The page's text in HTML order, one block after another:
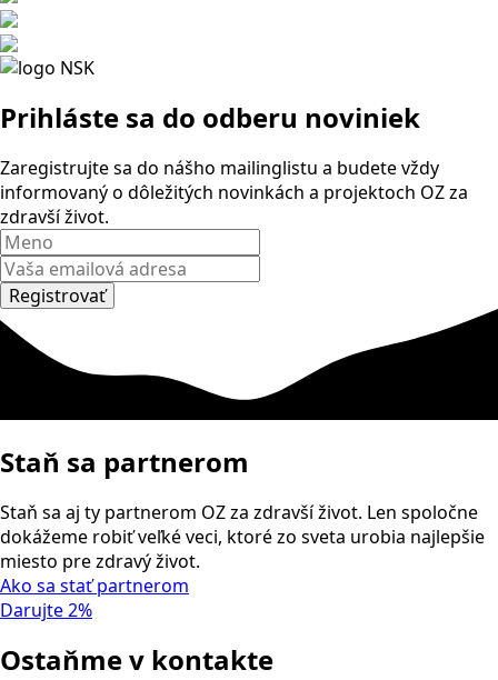
Prihláste sa do odberu noviniek
Zaregistrujte sa do nášho mailinglistu a budete vždy
informovaný o dôležitých novinkách a projektoch OZ za
zdravší život.
Registrovať
Staň sa partnerom
Staň sa aj ty partnerom OZ za zdravší život. Len spoločne
dokážeme robiť veľké veci, ktoré zo sveta urobia najlepšie
miesto pre zdravý život.
Ako sa stať partnerom
Darujte 2%
Ostaňme v kontakte